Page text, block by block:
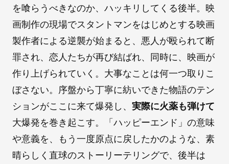
を喰らうべきなのか、ハッキリしてくる後半。映
画制作の現場でスタントマンをはじめとする映画
製作者による逆襲が始まると、悪人が殴られて断
罪され、恋人たちが再び結ばれ、同時に、映画が
作り上げられていく。大事なことは何一つ取りこ
ぼさない。序盤から丁寧に紡いできた物語のテン
ションがここに来て爆発し、 実際に火薬も弾けて
大爆発を巻き起こす。「ハッピーエンド」の意味
や意義を、もう一度原点に戻したかのような、素
晴らしく直球のストーリーテリングで、後半は